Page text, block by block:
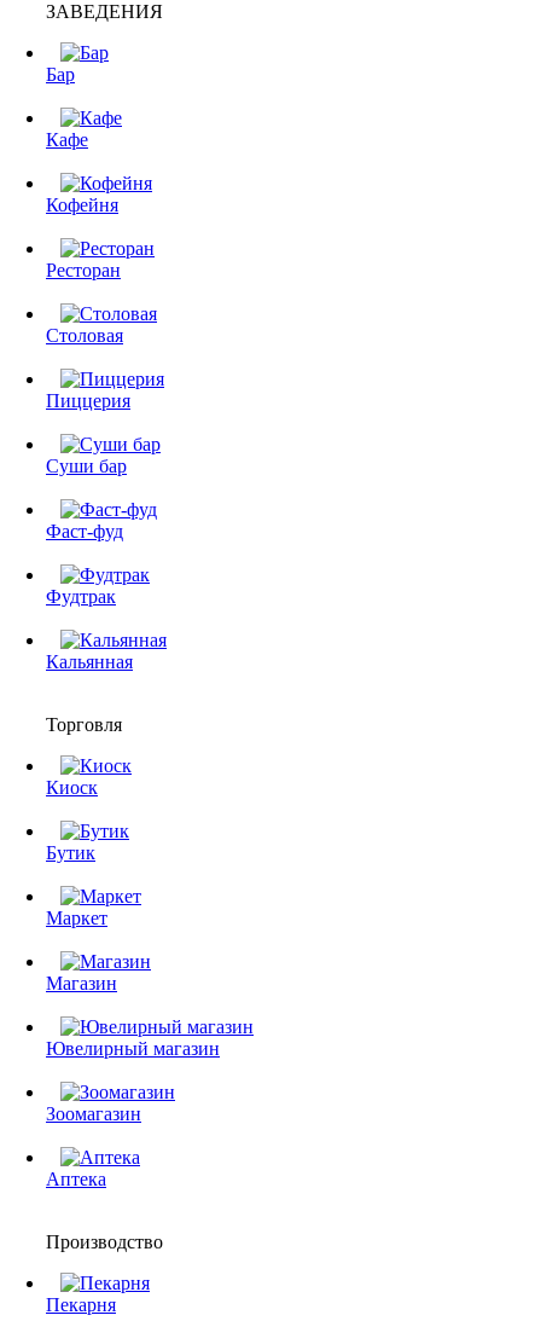
ЗАВЕДЕНИЯ
Бар
Кафе
Кофейня
Ресторан
Столовая
Пиццерия
Суши бар
Фаст-фуд
Фудтрак
Кальянная
Торговля
Киоск
Бутик
Маркет
Магазин
Ювелирный магазин
Зоомагазин
Аптека
Производство
Пекарня